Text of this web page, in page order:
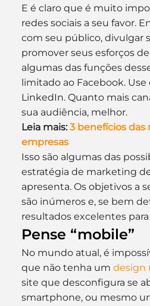
E é claro que é muito
redes sociais a seu favor.
com seu público, divulgar
promover seus esforços
algumas das funções
limitado ao Facebook. Use
LinkedIn. Quanto mais
sua audiência, melhor.
Leia mais: 3 benefícios das
empresas
Isso são algumas das
estratégia de marketing
apresenta. Os objetivos a
são inúmeros e, se bem
resultados excelentes
Pense “mobile”
No mundo atual, é
que não tenha um design
site que desconfigura se
smartphone, ou mesmo